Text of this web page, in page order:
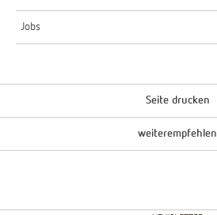
Jobs
Seite drucken
weiterempfehlen